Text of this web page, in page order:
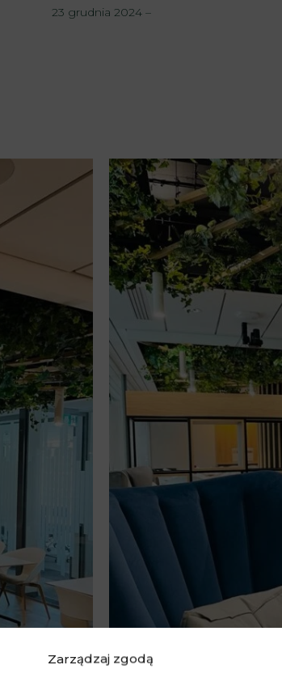
Zarządzaj zgodą
23 grudnia 2024–